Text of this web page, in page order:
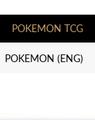
POKEMON TCG
POKEMON (ENG)